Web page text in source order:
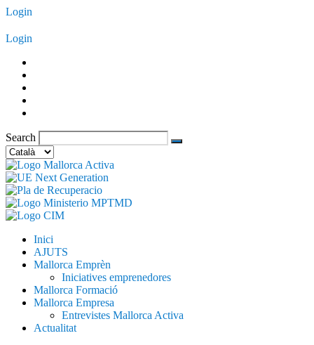
Vés
contingut
Login
Login
Search
Trieu
un
idioma
Inici
AJUTS
Mallorca Emprèn
Iniciatives emprenedores
Mallorca Formació
Mallorca Empresa
Entrevistes Mallorca Activa
Actualitat